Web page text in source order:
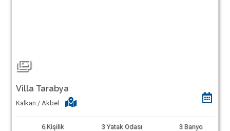
Villa Tarabya
Kalkan / Akbel
6 Kişilik 3 Yatak Odası 3 Banyo